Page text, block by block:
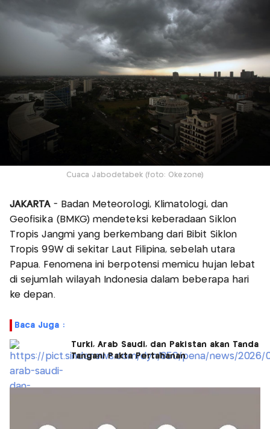
Cuaca Jabodetabek (foto: Okezone)
JAKARTA- Badan Meteorologi, Klimatologi, dan
Geofisika (BMKG) mendeteksi keberadaan Siklon
Tropis Jangmi yang berkembang dari Bibit Siklon
Tropis 99W di sekitar Laut Filipina, sebelah utara
Papua. Fenomena ini berpotensi memicu hujan lebat
di sejumlah wilayah Indonesia dalam beberapa hari
ke depan.
Baca Juga :
Turki, Arab Saudi, dan Pakistan akan Tanda
Tangani Pakta Pertahanan